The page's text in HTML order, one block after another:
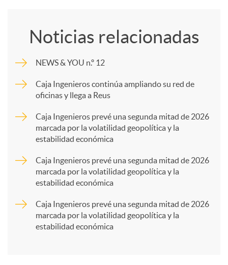
m
p
a
Noticias relacionadas
NEWS & YOU n.º 12
Caja Ingenieros continúa ampliando su red de
oficinas y llega a Reus
Caja Ingenieros prevé una segunda mitad de 2026
marcada por la volatilidad geopolítica y la
estabilidad económica
Caja Ingenieros prevé una segunda mitad de 2026
marcada por la volatilidad geopolítica y la
estabilidad económica
Caja Ingenieros prevé una segunda mitad de 2026
marcada por la volatilidad geopolítica y la
estabilidad económica